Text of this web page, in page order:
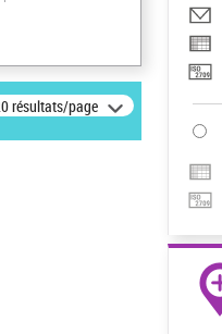
résultats/page